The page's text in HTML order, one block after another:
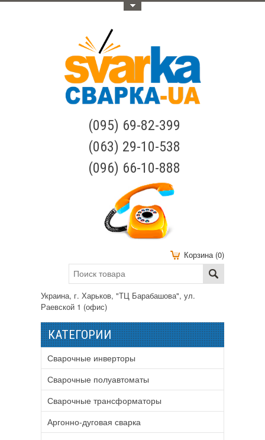
(095) 69-82-399
(063) 29-10-538
(096) 66-10-888
Корзина (0)
Украина, г. Харьков, "ТЦ Барабашова", ул.
Раевской 1 (офис)
КАТЕГОРИИ
Сварочные инверторы
Сварочные полуавтоматы
Сварочные трансформаторы
Аргонно-дуговая сварка